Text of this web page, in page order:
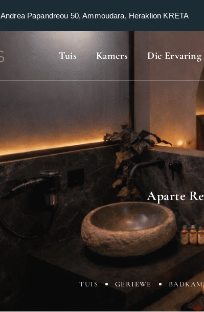
Andrea Papandreou 50, Ammoudara, Heraklion KRETA
Tuis Kamers Die Ervaring
Aparte
TUIS GERIEWE